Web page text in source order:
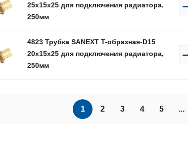
25х15х25 для подключения радиатора,
250мм
4823 Трубка SANEXT T-образная-D15
20х15х25 для подключения радиатора,
250мм
1 2 3 4 5 ...